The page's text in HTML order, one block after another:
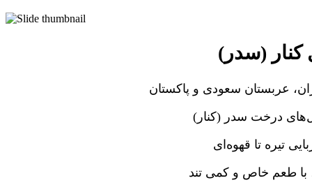
(سدر)
عربستان سعودی و پاکستان
درخت سدر (کنار)
تیره تا قهوه‌ای
طعم خاص و کمی تند